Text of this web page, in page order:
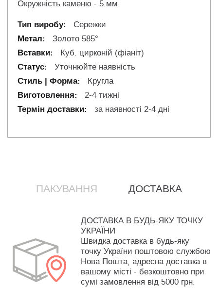
Окружність каменю - 5 мм.
Сережки
Золото 585°
Куб. цирконій (фіаніт)
Уточнюйте наявність
Кругла
2-4 тижні
за наявності 2-4 дні
ПАКУВАННЯ ДОСТАВКА
ДОСТАВКА В БУДЬ-ЯКУ ТОЧКУ
УКРАЇНИ
Швидка доставка в будь-яку
точку України поштовою службою
Нова Пошта, адресна доставка в
вашому місті - безкоштовно при
сумі замовлення від 5000 грн.